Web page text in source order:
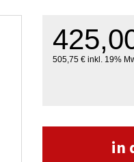
505,75 € inkl. 19%
in